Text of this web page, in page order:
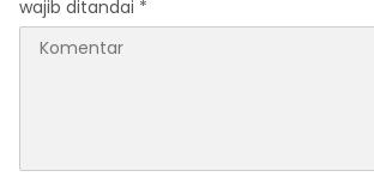
wajib ditandai *